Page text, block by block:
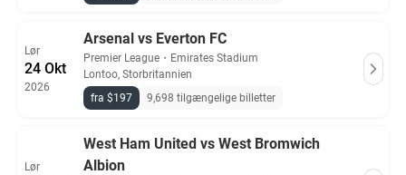
Lør
24 Okt
2026
Arsenal vs Everton FC
Premier League ・ Emirates Stadium
Lontoo, Storbritannien
fra $197
9,698 tilgængelige billetter
Lør
West Ham United vs West Bromwich
Albion